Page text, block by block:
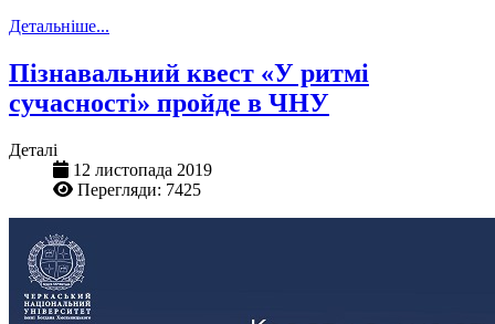
Детальніше...
Пізнавальний квест «У ритмі
сучасності» пройде в ЧНУ
Деталі
12 листопада 2019
Перегляди: 7425